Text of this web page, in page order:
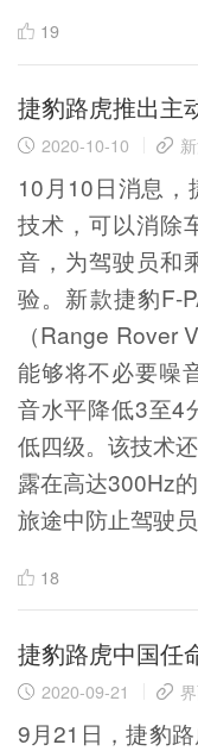
19
捷豹路虎推出主
2020-10-10
10月10日消息，
技术，可以消除
音，为驾驶员和
验。新款捷豹F-
（Range Rover
能够将不必要噪
音水平降低3至4
低四级。该技术
露在高达300Hz
旅途中防止驾驶员
18
捷豹路虎中国任
2020-09-21
9月21日，捷豹